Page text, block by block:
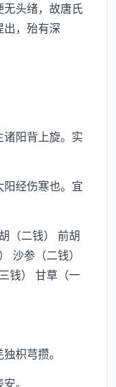
头绪，故唐氏
，殆有深
阳背上旋。实
经伤寒也。宜
（二钱） 前胡
沙参（二钱）
钱） 甘草（一
枳芎攒。
。